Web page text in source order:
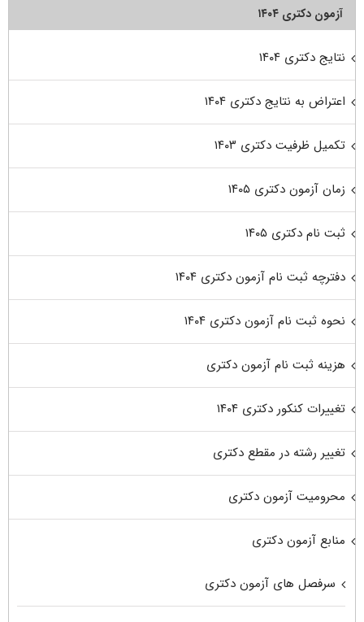
آزمون دکتری ۱۴۰۴
نتایج دکتری ۱۴۰۴
اعتراض به نتایج دکتری ۱۴۰۴
تکمیل ظرفیت دکتری ۱۴۰۳
زمان آزمون دکتری ۱۴۰۵
ثبت نام دکتری ۱۴۰۵
دفترچه ثبت نام آزمون دکتری ۱۴۰۴
نحوه ثبت نام آزمون دکتری ۱۴۰۴
هزینه ثبت نام آزمون دکتری
تغییرات کنکور دکتری ۱۴۰۴
تغییر رشته در مقطع دکتری
محرومیت آزمون دکتری
منابع آزمون دکتری
سرفصل های آزمون دکتری